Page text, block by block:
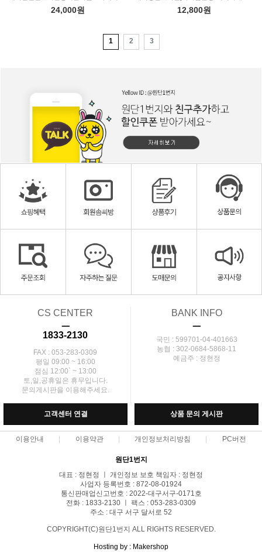
24,000원 12,800원
1 2 3
CS CENTER
ㅡ
1833-2130
FAX : 053-283-0309
평일 09:00 ~ 16:00
점심 12:00` ~ 13:00
토,일,공휴일은 휴무입니다.
문의게시판을 이용해주세요.
BANK INFO
ㅡ
국민 : 599701-04-401663
농협 : 302-0684-5868-11
예금주 : 정현정
고객센터 연결 상품 문의 게시판
이용안내 이용약관 개인정보처리방침 PC버전
원단1번지
대표 : 정현정 ㅣ 개인정보 보호 책임자 : 정현정
사업자 등록번호 : 872-08-01924
통신판매업신고번호 : 2022-대구서구-0171호
전화 : 1833-2130 ㅣ 팩스 : 053-283-0309
주소 : 대구 서구 달서로 52
COPYRIGHT(C)원단1번지 ALL RIGHTS RESERVED.
Hosting by : Makershop